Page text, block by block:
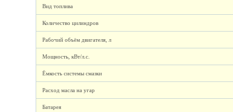
Вид топлива
Количество цилиндров
Рабочий объём двигателя, л
Мощность, кВт/л.с.
Ёмкость системы смазки
Расход масла на угар
Батарея